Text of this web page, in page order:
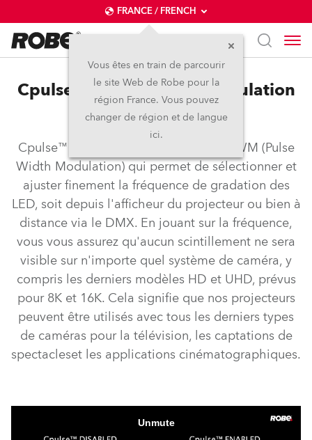
FRANCE / FRENCH
Vous êtes en train de parcourir
le site Web de Robe pour la
région France. Vous pouvez
changer de région et de langue
ici.
Cpulse™ – Pulse Width Modulation
Control
Cpulse™ est un système de contrôle PWM (Pulse
Width Modulation) qui permet de sélectionner et
ajuster finement la fréquence de gradation des
LED, soit depuis l'afficheur du projecteur ou bien à
distance via le DMX. En jouant sur la fréquence,
vous vous assurez qu'aucun scintillement ne sera
visible sur n'importe quel système de caméra, y
compris les derniers modèles HD et UHD, prévus
pour 8K et 16K. Cela signifie que nos projecteurs
peuvent être utilisés avec tous les derniers types
de caméras pour la télévision, les captations de
spectacleset les applications cinématographiques.